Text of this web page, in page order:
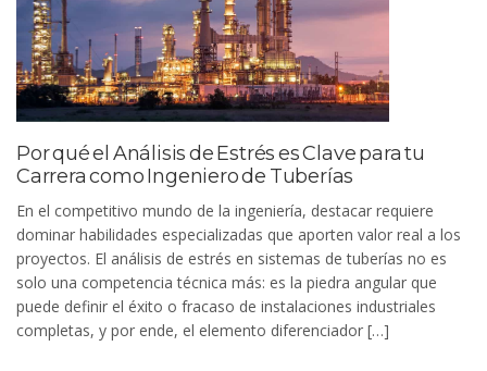
Por qué el Análisis de Estrés es Clave para tu
Carrera como Ingeniero de Tuberías
En el competitivo mundo de la ingeniería, destacar requiere
dominar habilidades especializadas que aporten valor real a los
proyectos. El análisis de estrés en sistemas de tuberías no es
solo una competencia técnica más: es la piedra angular que
puede definir el éxito o fracaso de instalaciones industriales
completas, y por ende, el elemento diferenciador […]